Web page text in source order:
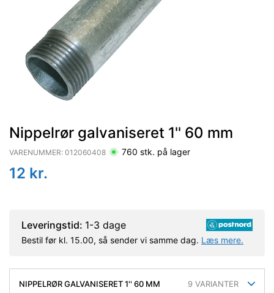
Nippelrør galvaniseret 1'' 60 mm
VARENUMMER: 012060408 760 stk. på lager
12 kr.
Leveringstid: 1-3 dage
Bestil før kl. 15.00, så sender vi samme dag. Læs mere.
NIPPELRØR GALVANISERET 1'' 60 MM 9 VARIANTER